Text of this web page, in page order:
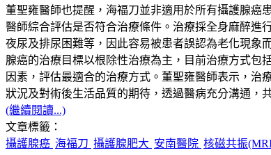
董聖雍醫師也提醒，海福刀並非適用於所有攝護腺癌
醫師綜合評估是否符合治療條件。治療採全身麻醉進
夜尿及排尿困難等，因此容易被患者誤認為老化現象
腺癌的治療目標以根除性治療為主，目前治療方式包
因素，評估最適合的治療方式。董聖雍醫師表示，治
狀況及對術後生活品質的期待，透過醫病充分溝通，
(繼續閱讀...)
文章標籤：
攝護腺癌 海福刀 攝護腺肥大 安南醫院 核磁共振